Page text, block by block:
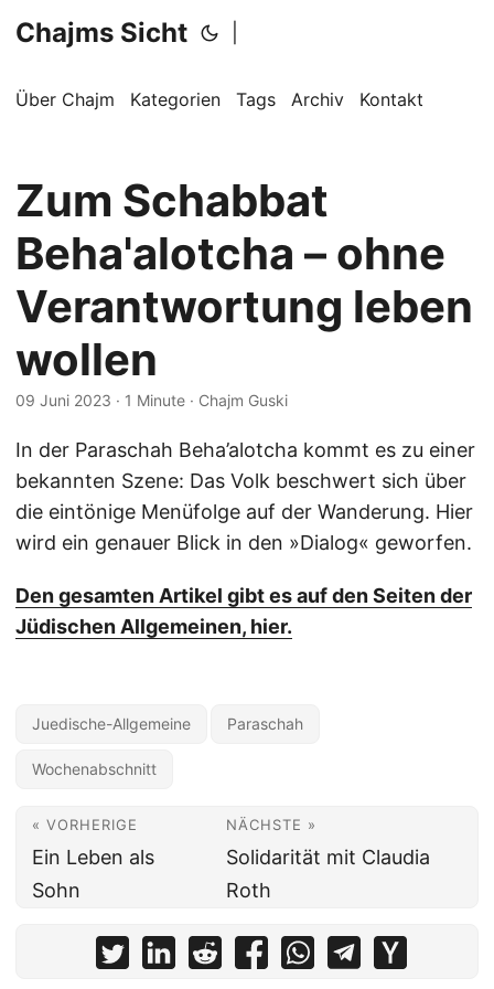
Chajms Sicht
Über Chajm Kategorien Tags Archiv Kontakt
Zum Schabbat
Beha'alotcha – ohne
Verantwortung leben
wollen
09 Juni 2023 · 1 Minute · Chajm Guski
In der Paraschah Beha’alotcha kommt es zu einer
bekannten Szene: Das Volk beschwert sich über
die eintönige Menüfolge auf der Wanderung. Hier
wird ein genauer Blick in den »Dialog« geworfen.
Den gesamten Artikel gibt es auf den Seiten der
Jüdischen Allgemeinen, hier.
Juedische-Allgemeine Paraschah
Wochenabschnitt
« VORHERIGE
Ein Leben als
Sohn
NÄCHSTE »
Solidarität mit Claudia
Roth